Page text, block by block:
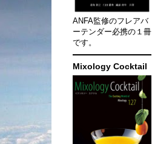
ANFA監修のフレアバ
ーテンダー必携の１冊
です。
Mixology Cocktail